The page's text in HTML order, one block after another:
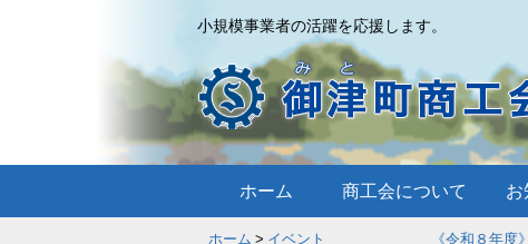
小規模事業者の活躍を応援します。
ホーム 商工会について お
ホーム イベント 《令和８年度》